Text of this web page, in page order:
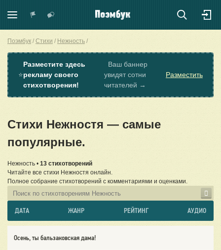
Поэмбук Стихи Нежность
⭐
Разместите здесь
рекламу своего
стихотворения!
Ваш баннер
увидят сотни
читателей →
Разместить
Стихи Нежностя — самые
популярные.
Нежность • 13 стихотворений
Читайте все стихи Нежностя онлайн.
Полное собрание стихотворений с комментариями и оценками.
ДАТА ЖАНР РЕЙТИНГ АУДИО
Осень, ты бальзаковская дама!